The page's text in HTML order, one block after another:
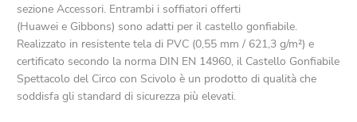
sezione Accessori. Entrambi i soffiatori offerti
(Huawei e Gibbons) sono adatti per il castello gonfiabile.
Realizzato in resistente tela di PVC (0,55 mm / 621,3 g/m²) e
certificato secondo la norma DIN EN 14960, il Castello Gonfiabile
Spettacolo del Circo con Scivolo è un prodotto di qualità che
soddisfa gli standard di sicurezza più elevati.